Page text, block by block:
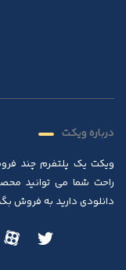
درباره ویکت
ویکت یک پلتفرم چند
راحت شما می توانید
دانلودی دارید به فروش